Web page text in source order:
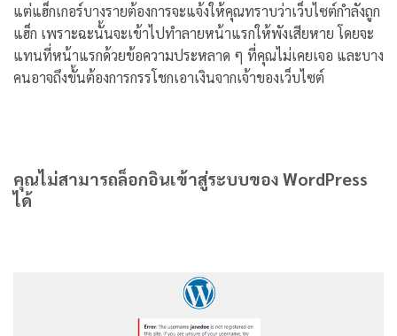
แต่แฮ็กเกอร์บางรายต้องการจะแจ้งให้คุณทราบว่าเว็บไซต์กำลังถูก
แฮ็ก เพราะฉะนั้นจะเข้าไปทำลายหน้าแรกให้พังเสียหาย โดยจะ
แทนที่หน้าแรกด้วยข้อความประหลาด ๆ ที่คุณไม่เคยเจอ และบาง
คนอาจถึงขั้นต้องการกรรโชกเอาเงินจากเจ้าของเว็บไซต์
คุณไม่สามารถล็อกอินเข้าสู่ระบบของ WordPress
ได้